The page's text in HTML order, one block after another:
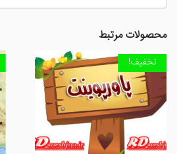
محصولات مرتبط
تخفیف!